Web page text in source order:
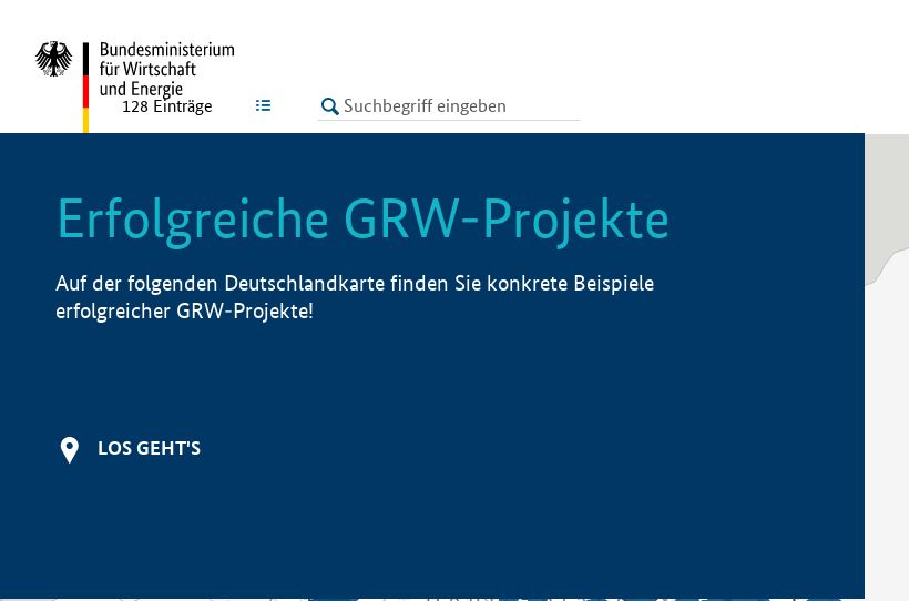
LISTE
128 Einträge
Erfolgreiche GRW-Projekte
Auf der folgenden Deutschlandkarte finden Sie konkrete Beispiele
erfolgreicher GRW-Projekte!
LOS GEHT'S